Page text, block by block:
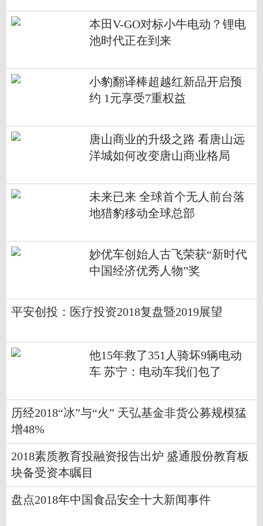
本田V-GO对标小牛电动？锂电
池时代正在到来
小豹翻译棒超越红新品开启预
约 1元享受7重权益
唐山商业的升级之路 看唐山远
洋城如何改变唐山商业格局
未来已来 全球首个无人前台落
地猎豹移动全球总部
妙优车创始人古飞荣获“新时代
中国经济优秀人物”奖
平安创投：医疗投资2018复盘暨2019展望
他15年救了351人骑坏9辆电动
车 苏宁：电动车我们包了
历经2018“冰”与“火” 天弘基金非货公募规模猛
增48%
2018素质教育投融资报告出炉 盛通股份教育板
块备受资本瞩目
盘点2018年中国食品安全十大新闻事件